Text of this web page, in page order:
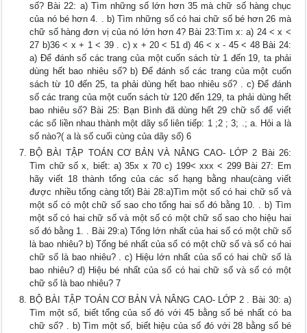
số? Bài 22: a) Tìm những số lớn hơn 35 mà chữ số hàng chục
của nó bé hơn 4. . b) Tìm những số có hai chữ số bé hơn 26 mà
chữ số hàng đơn vị của nó lớn hơn 4? Bài 23:Tìm x: a) 24 < x <
27 b)36 < x + 1 < 39 . c) x + 20 < 51 d) 46 < x - 45 < 48 Bài 24:
a) Để đánh số các trang của một cuốn sách từ 1 đến 19, ta phải
dùng hết bao nhiêu số? b) Để đánh số các trang của một cuốn
sách từ 10 đến 25, ta phải dùng hết bao nhiêu số? . c) Để đánh
số các trang của một cuốn sách từ 120 đến 129, ta phải dùng hết
bao nhiêu số? Bài 25: Bạn Bình đã dùng hết 29 chữ số để viết
các số liền nhau thành một dãy số liên tiếp: 1 ;2 ; 3; .; a. Hỏi a là
số nào?( a là số cuối cùng của dãy số) 6
BỘ BÀI TẬP TOÁN CƠ BẢN VÀ NÂNG CAO- LỚP 2 Bài 26:
Tìm chữ số x, biết: a) 35x x 70 c) 199< xxx < 299 Bài 27: Em
hãy viết 18 thành tổng của các số hạng bằng nhau(càng viết
được nhiều tổng càng tốt) Bài 28:a)Tìm một số có hai chữ số và
một số có một chữ số sao cho tổng hai số đó bằng 10. . b) Tìm
một số có hai chữ số và một số có một chữ số sao cho hiệu hai
số đó bằng 1. . Bài 29:a) Tổng lớn nhất của hai số có một chữ số
là bao nhiêu? b) Tổng bé nhất của số có một chữ số và số có hai
chữ số là bao nhiêu? . c) Hiệu lớn nhất của số có hai chữ số là
bao nhiêu? d) Hiệu bé nhất của số có hai chữ số và số có một
chữ số là bao nhiêu? 7
BỘ BÀI TẬP TOÁN CƠ BẢN VÀ NÂNG CAO- LỚP 2 . Bài 30: a)
Tìm một số, biết tổng của số đó với 45 bằng số bé nhất có ba
chữ số? . b) Tìm một số, biết hiệu của số đó với 28 bằng số bé